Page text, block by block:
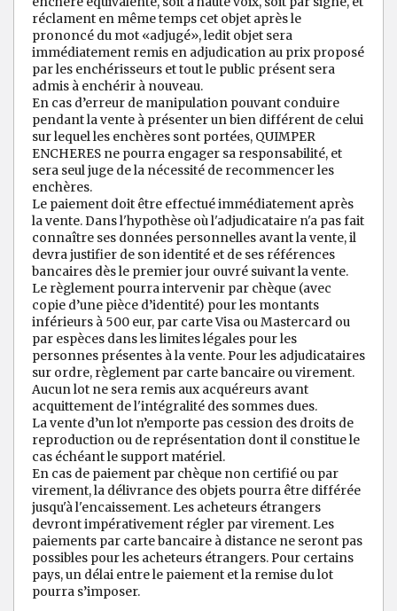
réclament en même temps cet objet après le
prononcé du mot «adjugé», ledit objet sera
immédiatement remis en adjudication au prix proposé
par les enchérisseurs et tout le public présent sera
admis à enchérir à nouveau.
En cas d’erreur de manipulation pouvant conduire
pendant la vente à présenter un bien différent de celui
sur lequel les enchères sont portées, QUIMPER
ENCHERES ne pourra engager sa responsabilité, et
sera seul juge de la nécessité de recommencer les
enchères.
Le paiement doit être effectué immédiatement après
la vente. Dans l'hypothèse où l'adjudicataire n'a pas fait
connaître ses données personnelles avant la vente, il
devra justifier de son identité et de ses références
bancaires dès le premier jour ouvré suivant la vente.
Le règlement pourra intervenir par chèque (avec
copie d’une pièce d’identité) pour les montants
inférieurs à 500 eur, par carte Visa ou Mastercard ou
par espèces dans les limites légales pour les
personnes présentes à la vente. Pour les adjudicataires
sur ordre, règlement par carte bancaire ou virement.
Aucun lot ne sera remis aux acquéreurs avant
acquittement de l'intégralité des sommes dues.
La vente d’un lot n’emporte pas cession des droits de
reproduction ou de représentation dont il constitue le
cas échéant le support matériel.
En cas de paiement par chèque non certifié ou par
virement, la délivrance des objets pourra être différée
jusqu'à l'encaissement. Les acheteurs étrangers
devront impérativement régler par virement. Les
paiements par carte bancaire à distance ne seront pas
possibles pour les acheteurs étrangers. Pour certains
pays, un délai entre le paiement et la remise du lot
pourra s’imposer.